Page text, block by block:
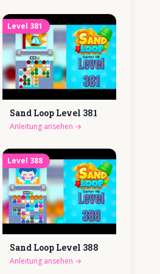
Level 381
Sand Loop Level 381
Anleitung ansehen →
Level 388
Sand Loop Level 388
Anleitung ansehen →